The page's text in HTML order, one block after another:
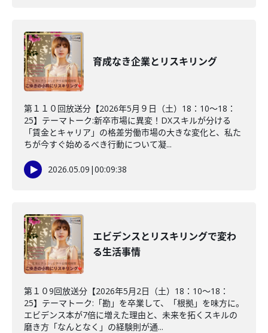
育成なき企業とリスキリング
第１１０回放送分【2026年5月９日（土）18：10～18：
25】テーマトーク:新卒市場に異変！DXスキルが分ける
「賃金とキャリア」の格差労働市場の大きな変化と、私た
ちが今すぐ始めるべき行動について凝...
2026.05.09 |00:09:38
エビデンスとリスキリングで変わ
る生活事情
第１０9回放送分【2026年5月2日（土）18：10～18：
25】テーマトーク:「勘」を卒業して、「根拠」を味方に。
エビデンス本が7倍に増えた理由と、未来を拓くスキルの
磨き方「なんとなく」の経験則が通...